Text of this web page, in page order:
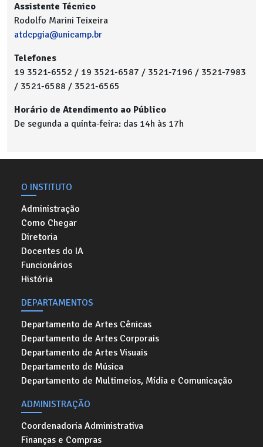
Assistente Técnico
Rodolfo Marini Teixeira
atdcpgia@unicamp.br
Telefones
19 3521-6552 / 19 3521-6587 / 3521-7196 / 3521-7983
/ 3521-6588 / 3521-6565
Horário de Atendimento ao Público
De segunda a quinta-feira: das 14h às 17h
O INSTITUTO
Administração
Como Chegar
Diretoria
Docentes do IA
Funcionários
História
DEPARTAMENTOS
Departamento de Artes Cênicas
Departamento de Artes Corporais
Departamento de Artes Visuais
Departamento de Música
Departamento de Multimeios, Mídia e Comunicação
ADMINISTRAÇÃO
Coordenadoria Administrativa
Finanças e Compras